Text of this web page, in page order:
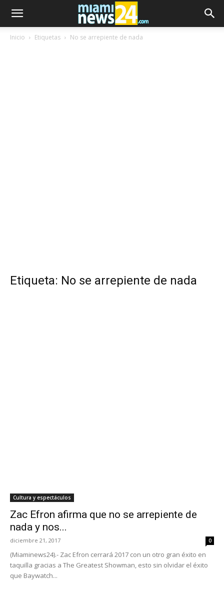
Inicio Etiquetas No se arrepiente de nada
Etiqueta: No se arrepiente de nada
Cultura y espectáculos
Zac Efron afirma que no se arrepiente de
nada y nos...
diciembre 21, 2017 0
(Miaminews24).- Zac Efron cerrará 2017 con un otro gran éxito en
taquilla gracias a The Greatest Showman, esto sin olvidar el éxito
que Baywatch...